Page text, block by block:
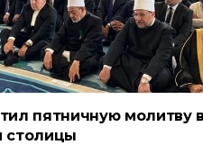
пятничную молитву в
столицы